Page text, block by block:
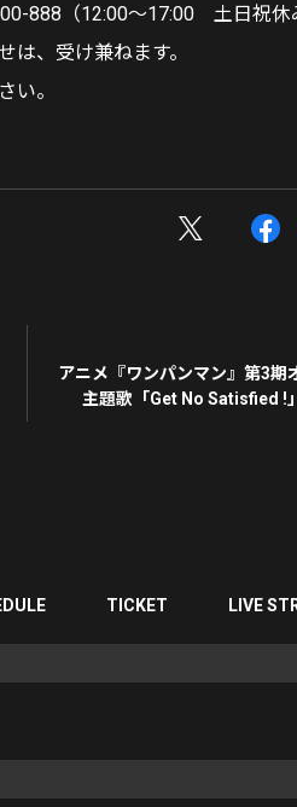
888（12:00〜17:00 土日祝休
、受け兼ねます。
い。
アニメ『ワンパンマン』第3期
主題歌「Get No Satisfied !
TICKET LIVE